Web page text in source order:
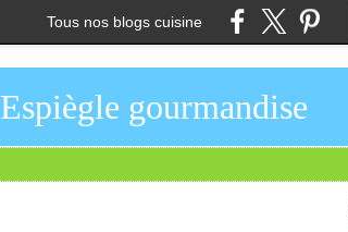
Tous nos blogs cuisine
Espiègle gourmandise